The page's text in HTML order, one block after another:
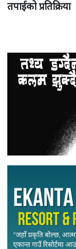
तपाईको प्रतिक्रिया